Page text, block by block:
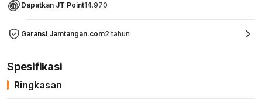
Dapatkan JT Point14.970
Garansi Jamtangan.com2 tahun
Spesifikasi
Ringkasan